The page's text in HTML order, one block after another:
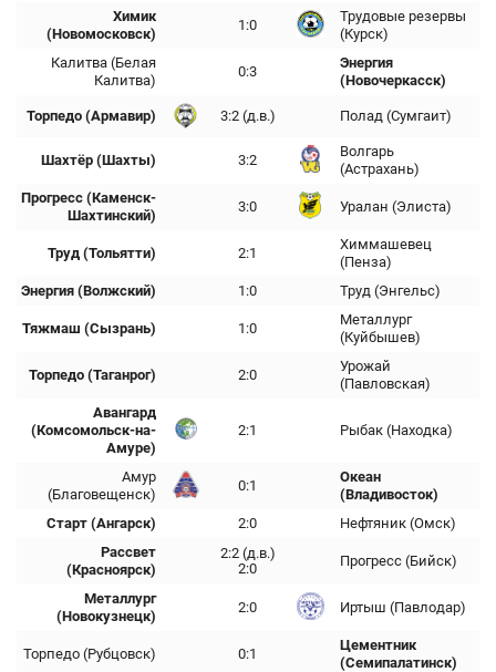
Химик
(Новомосковск)
1:0
Трудовые резервы
(Курск)
Калитва (Белая
Калитва)
0:3
Энергия
(Новочеркасск)
Торпедо (Армавир) 3:2 (д.в.) Полад (Сумгаит)
Шахтёр (Шахты) 3:2
Волгарь
(Астрахань)
Прогресс (Каменск-
Шахтинский)
3:0 Уралан (Элиста)
Труд (Тольятти) 2:1
Химмашевец
(Пенза)
Энергия (Волжский)
1:0 Труд (Энгельс)
Тяжмаш (Сызрань) 1:0
Металлург
(Куйбышев)
Торпедо (Таганрог) 2:0
Урожай
(Павловская)
Авангард
(Комсомольск-на-
Амуре)
2:1 Рыбак (Находка)
Амур
(Благовещенск)
0:1
Океан
(Владивосток)
Старт (Ангарск)
2:0
Нефтяник (Омск)
Рассвет
(Красноярск)
2:2 (д.в.)
2:0
Прогресс (Бийск)
Металлург
(Новокузнецк)
2:0 Иртыш (Павлодар)
Торпедо (Рубцовск) 0:1
Цементник
(Семипалатинск)